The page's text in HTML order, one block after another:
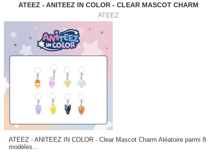
ATEEZ - ANITEEZ IN COLOR - CLEAR MASCOT CHARM
ATEEZ
ATEEZ - ANITEEZ IN COLOR - Clear Mascot Charm Aléatoire parmi 8
modèles...